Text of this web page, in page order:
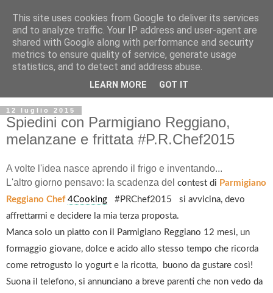
12 luglio 2015
Spiedini con Parmigiano Reggiano,
melanzane e frittata #P.R.Chef2015
A volte l'idea nasce aprendo il frigo e inventando...
L'altro giorno pensavo: la scadenza del contest di Parmigiano
Reggiano Chef 4Cooking #PRChef2015 si avvicina, devo
affrettarmi e decidere la mia terza proposta.
Manca solo un piatto con il Parmigiano Reggiano 12 mesi, un
formaggio giovane, dolce e acido allo stesso tempo che ricorda
come retrogusto lo yogurt e la ricotta, buono da gustare così!
Suona il telefono, si annunciano a breve parenti che non vedo da
This site uses cookies from Google to deliver its services
and to analyze traffic. Your IP address and user-agent are
shared with Google along with performance and security
metrics to ensure quality of service, generate usage
statistics, and to detect and address abuse.
LEARN MORE GOT IT